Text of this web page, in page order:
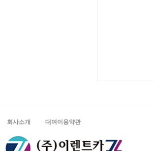
회사소개 대여이용약관